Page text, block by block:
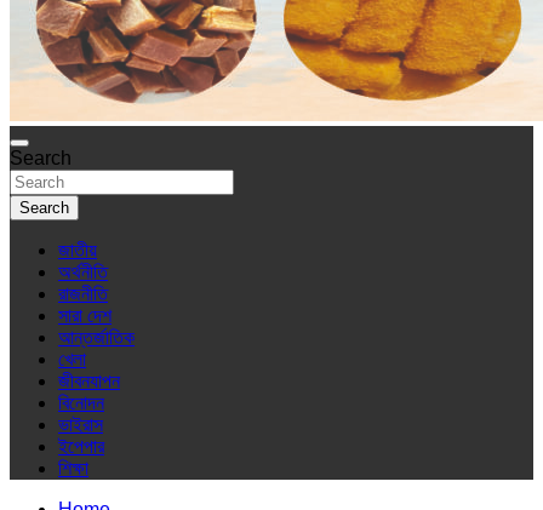
Search
Search
জাতীয়
অর্থনীতি
রাজনীতি
সারা দেশ
আন্তর্জাতিক
খেলা
জীবনযাপন
বিনোদন
ভাইরাস
ইপেপার
শিক্ষা